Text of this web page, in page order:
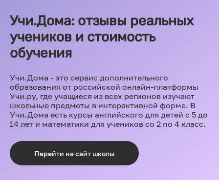
Учи.Дома: отзывы реальных
учеников и стоимость
обучения
Учи.Дома - это сервис дополнительного
образования от российской онлайн-платформы
Учи.ру, где учащиеся из всех регионов изучают
школьные предметы в интерактивной форме. В
Учи.Дома есть курсы английского для детей с 5 до
14 лет и математики для учеников со 2 по 4 класс.
Перейти на сайт школы